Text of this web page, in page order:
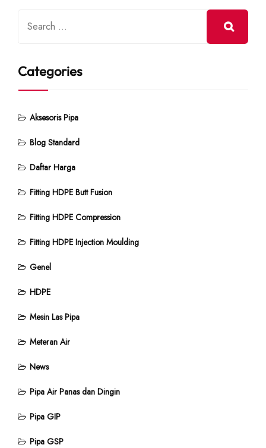
Categories
Aksesoris Pipa
Blog Standard
Daftar Harga
Fitting HDPE Butt Fusion
Fitting HDPE Compression
Fitting HDPE Injection Moulding
Genel
HDPE
Mesin Las Pipa
Meteran Air
News
Pipa Air Panas dan Dingin
Pipa GIP
Pipa GSP